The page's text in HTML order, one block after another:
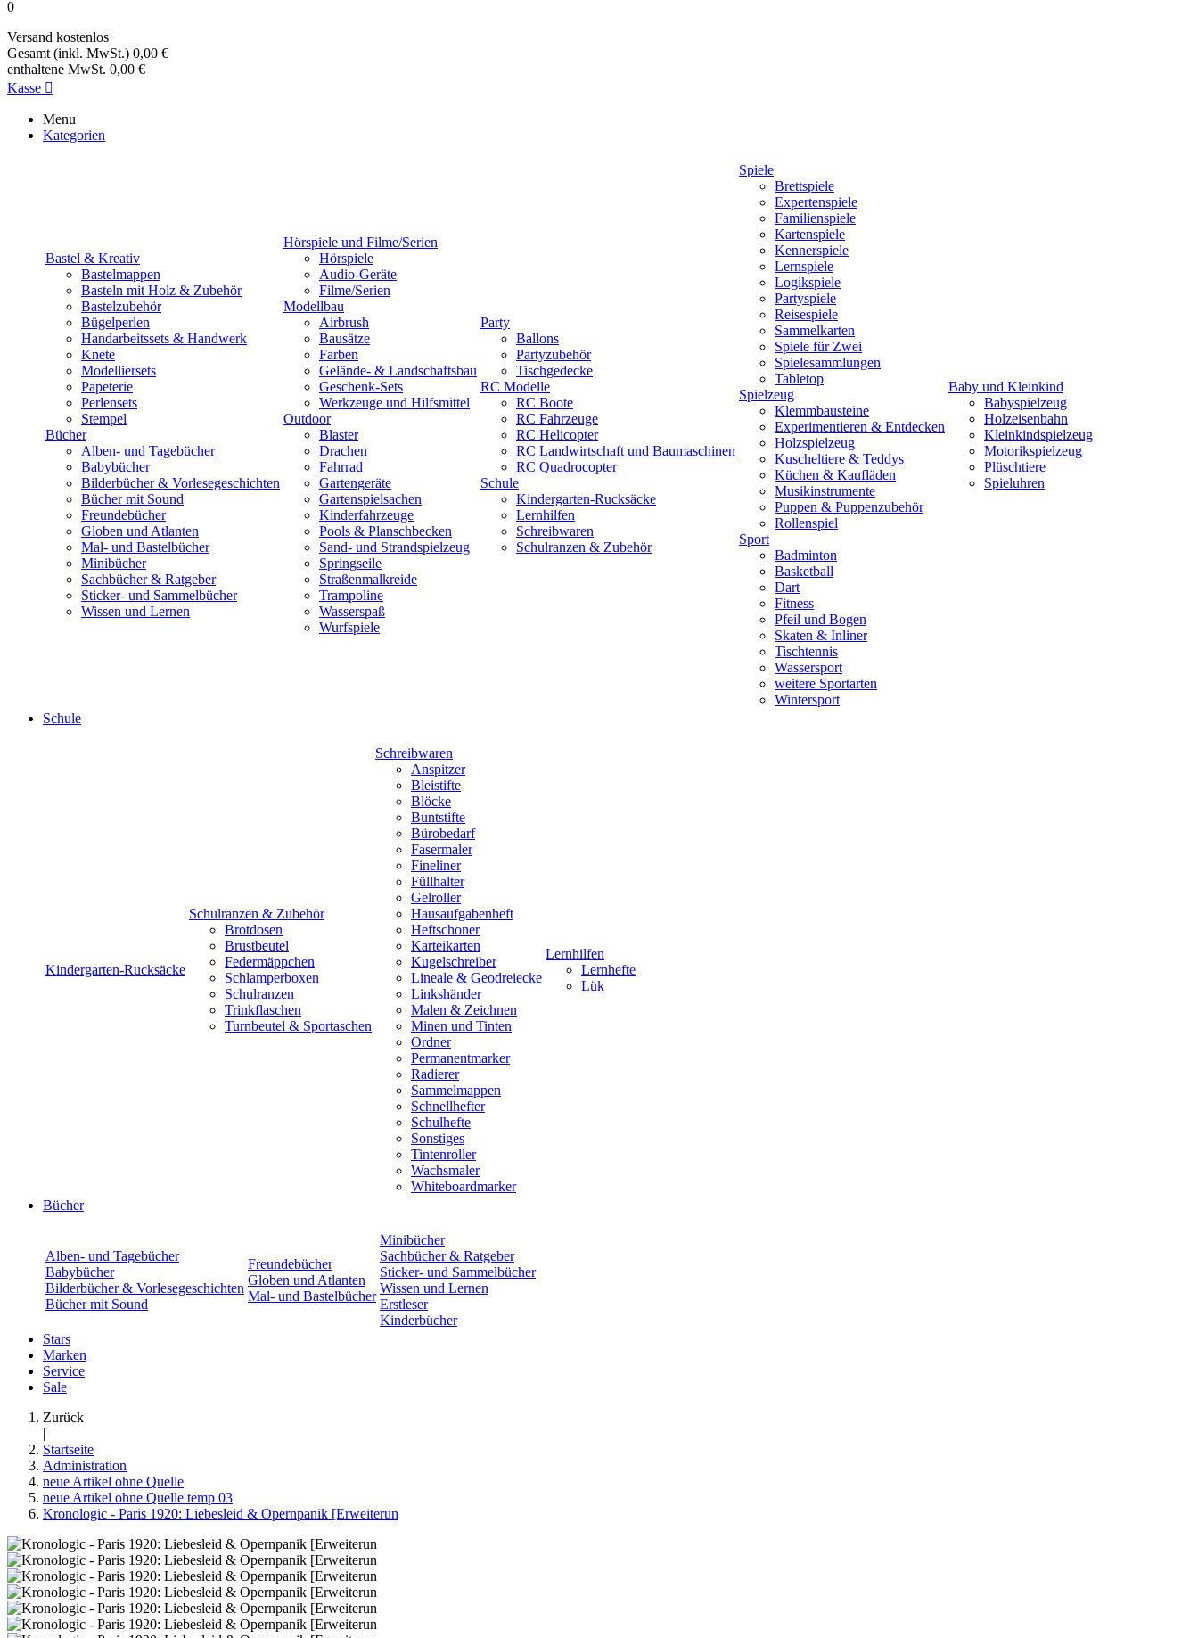
0
Versand kostenlos
Gesamt (inkl. MwSt.) 0,00 €
enthaltene MwSt. 0,00 €
Kasse 
Menu
Kategorien
Bastel & Kreativ
Bastelmappen
Basteln mit Holz & Zubehör
Bastelzubehör
Bügelperlen
Handarbeitssets & Handwerk
Knete
Modelliersets
Papeterie
Perlensets
Stempel
Bücher
Alben- und Tagebücher
Babybücher
Bilderbücher & Vorlesegeschichten
Bücher mit Sound
Freundebücher
Globen und Atlanten
Mal- und Bastelbücher
Minibücher
Sachbücher & Ratgeber
Sticker- und Sammelbücher
Wissen und Lernen
Hörspiele und Filme/Serien
Hörspiele
Audio-Geräte
Filme/Serien
Modellbau
Airbrush
Bausätze
Farben
Gelände- & Landschaftsbau
Geschenk-Sets
Werkzeuge und Hilfsmittel
Outdoor
Blaster
Drachen
Fahrrad
Gartengeräte
Gartenspielsachen
Kinderfahrzeuge
Pools & Planschbecken
Sand- und Strandspielzeug
Springseile
Straßenmalkreide
Trampoline
Wasserspaß
Wurfspiele
Party
Ballons
Partyzubehör
Tischgedecke
RC Modelle
RC Boote
RC Fahrzeuge
RC Helicopter
RC Landwirtschaft und Baumaschinen
RC Quadrocopter
Schule
Kindergarten-Rucksäcke
Lernhilfen
Schreibwaren
Schulranzen & Zubehör
Spiele
Brettspiele
Expertenspiele
Familienspiele
Kartenspiele
Kennerspiele
Lernspiele
Logikspiele
Partyspiele
Reisespiele
Sammelkarten
Spiele für Zwei
Spielesammlungen
Tabletop
Spielzeug
Klemmbausteine
Experimentieren & Entdecken
Holzspielzeug
Kuscheltiere & Teddys
Küchen & Kaufläden
Musikinstrumente
Puppen & Puppenzubehör
Rollenspiel
Sport
Badminton
Basketball
Dart
Fitness
Pfeil und Bogen
Skaten & Inliner
Tischtennis
Wassersport
weitere Sportarten
Wintersport
Baby und Kleinkind
Babyspielzeug
Holzeisenbahn
Kleinkindspielzeug
Motorikspielzeug
Plüschtiere
Spieluhren
Schule
Kindergarten-Rucksäcke
Schulranzen & Zubehör
Brotdosen
Brustbeutel
Federmäppchen
Schlamperboxen
Schulranzen
Trinkflaschen
Turnbeutel & Sportaschen
Schreibwaren
Anspitzer
Bleistifte
Blöcke
Buntstifte
Bürobedarf
Fasermaler
Fineliner
Füllhalter
Gelroller
Hausaufgabenheft
Heftschoner
Karteikarten
Kugelschreiber
Lineale & Geodreiecke
Linkshänder
Malen & Zeichnen
Minen und Tinten
Ordner
Permanentmarker
Radierer
Sammelmappen
Schnellhefter
Schulhefte
Sonstiges
Tintenroller
Wachsmaler
Whiteboardmarker
Lernhilfen
Lernhefte
Lük
Bücher
Alben- und Tagebücher
Babybücher
Bilderbücher & Vorlesegeschichten
Bücher mit Sound
Freundebücher
Globen und Atlanten
Mal- und Bastelbücher
Minibücher
Sachbücher & Ratgeber
Sticker- und Sammelbücher
Wissen und Lernen
Erstleser
Kinderbücher
Stars
Marken
Service
Sale
Zurück
|
Startseite
Administration
neue Artikel ohne Quelle
neue Artikel ohne Quelle temp 03
Kronologic - Paris 1920: Liebesleid & Opernpanik [Erweiterun